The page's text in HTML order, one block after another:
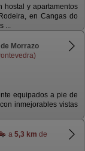
hostal y apartamentos
en Cangas do
...
Morrazo
equipados a pie de
inmejorables vistas
a 5,3 km de